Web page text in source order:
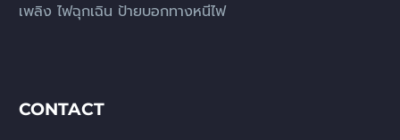
เพลิง ไฟฉุกเฉิน ป้ายบอกทางหนีไฟ
CONTACT